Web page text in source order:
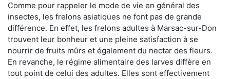
Comme pour rappeler le mode de vie en général des
insectes, les frelons asiatiques ne font pas de grande
différence. En effet, les frelons adultes à Marsac-sur-Don
trouvent leur bonheur et une pleine satisfaction à se
nourrir de fruits mûrs et également du nectar des fleurs.
En revanche, le régime alimentaire des larves diffère en
tout point de celui des adultes. Elles sont effectivement